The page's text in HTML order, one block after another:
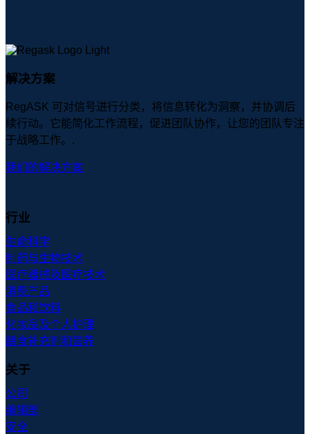
解决方案
RegASK 可对信号进行分类，将信息转化为洞察，并协调后
续行动。它能简化工作流程，促进团队协作，让您的团队专注
于战略工作。.
我们的解决方案
行业
生命科学
制药与生物技术
医疗器械及医疗技术
消费产品
食品和饮料
化妆品及个人护理
膳食补充剂和营养
关于
公司
编辑部
安全